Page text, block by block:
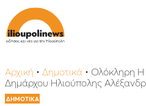
Αρχική • Δημοτικά • Ολόκληρη Η
Δημάρχου Ηλιούπολης
ΔΗΜΟΤΙΚΑ